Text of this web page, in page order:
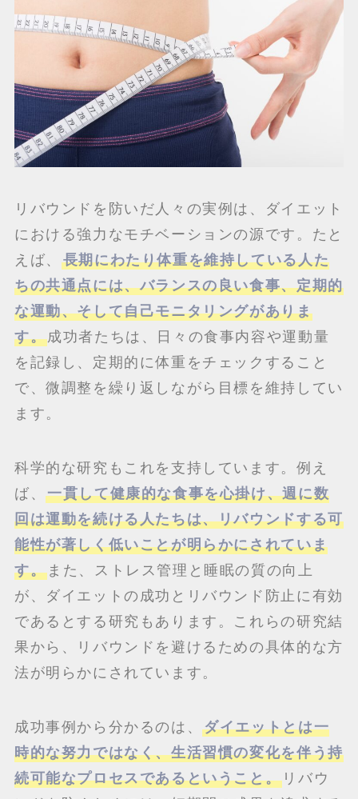
リバウンドを防いだ人々の実例は、ダイエット
における強力なモチベーションの源です。たと
えば、 長期にわたり体重を維持している人た
ちの共通点には、バランスの良い食事、定期的
な運動、そして自己モニタリングがありま
す。成功者たちは、日々の食事内容や運動量
を記録し、定期的に体重をチェックすること
で、微調整を繰り返しながら目標を維持してい
ます。
科学的な研究もこれを支持しています。例え
ば、一貫して健康的な食事を心掛け、週に数
回は運動を続ける人たちは、リバウンドする可
能性が著しく低いことが明らかにされていま
す。 また、ストレス管理と睡眠の質の向上
が、ダイエットの成功とリバウンド防止に有効
であるとする研究もあります。これらの研究結
果から、リバウンドを避けるための具体的な方
法が明らかにされています。
成功事例から分かるのは、ダイエットとは一
時的な努力ではなく、生活習慣の変化を伴う持
続可能なプロセスであるということ。 リバウ